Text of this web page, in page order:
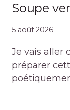
Soupe
5 août 2026
Je vais aller
préparer